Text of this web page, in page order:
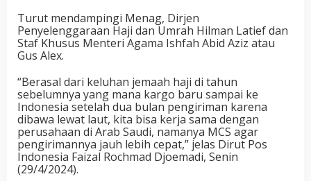
Turut mendampingi Menag, Dirjen
Penyelenggaraan Haji dan Umrah Hilman Latief dan
Staf Khusus Menteri Agama Ishfah Abid Aziz atau
Gus Alex.
“Berasal dari keluhan jemaah haji di tahun
sebelumnya yang mana kargo baru sampai ke
Indonesia setelah dua bulan pengiriman karena
dibawa lewat laut, kita bisa kerja sama dengan
perusahaan di Arab Saudi, namanya MCS agar
pengirimannya jauh lebih cepat,” jelas Dirut Pos
Indonesia Faizal Rochmad Djoemadi, Senin
(29/4/2024).